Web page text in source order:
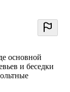
основной
и беседки